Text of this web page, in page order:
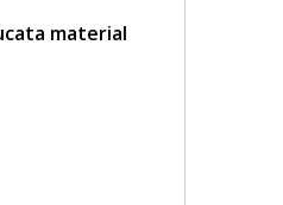
material